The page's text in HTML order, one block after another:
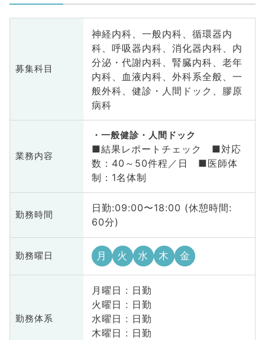
募集科目
神経内科、一般内科、循環器内
科、呼吸器内科、消化器内科、内
分泌・代謝内科、腎臓内科、老年
内科、血液内科、外科系全般、一
般外科、健診・人間ドック、膠原
病科
業務内容
一般健診・人間ドック
■結果レポートチェック ■対応
数：40～50件程／日 ■医師体
制：1名体制
勤務時間
日勤:09:00〜18:00 (休憩時間:
60分)
勤務曜日 月 火 水 木 金
勤務体系
月曜日 : 日勤
火曜日 : 日勤
水曜日 : 日勤
木曜日 : 日勤